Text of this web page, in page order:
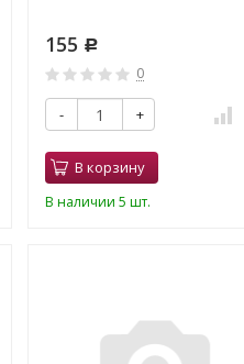
155 Р
0
- +
В корзину
В наличии 5 шт.